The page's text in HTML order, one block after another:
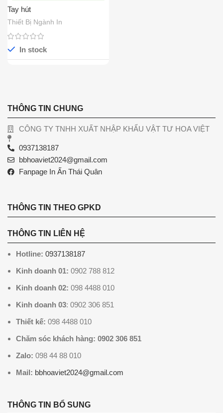
Tay hút
Thiết Bị Ngành In
In stock
THÔNG TIN CHUNG
CÔNG TY TNHH XUẤT NHẬP KHẨU VẬT TƯ HOA VIỆT
0937138187
bbhoaviet2024@gmail.com
Fanpage In Ấn Thái Quân
THÔNG TIN THEO GPKD
THÔNG TIN LIÊN HỆ
Hotline: 0937138187
Kinh doanh 01: 0902 788 812
Kinh doanh 02: 098 4488 010
Kinh doanh 03: 0902 306 851
Thiết kế: 098 4488 010
Chăm sóc khách hàng: 0902 306 851
Zalo: 098 44 88 010
Mail: bbhoaviet2024@gmail.com
THÔNG TIN BỔ SUNG